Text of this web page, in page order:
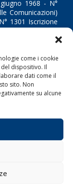
come i cookie
dispositivo. Il
dati come il
sito. Non
su alcune
1968 - N°
Comunicazioni)
1301 Iscrizione
al Tribunale